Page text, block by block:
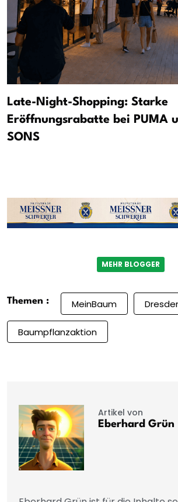
Late-Night-Shopping: Starke
Eröffnungsrabatte bei PUMA
SONS
MEHR BLOGGER
Themen : MeinBaum
Baumpflanzaktion
Artikel von
Eberhard Grün